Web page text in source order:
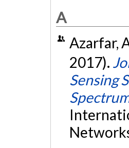
A
Azarfar,
2017).
Sensing